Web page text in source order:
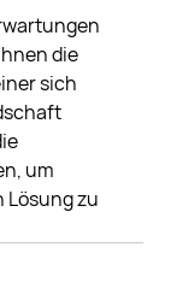
die
sich
um
Lösung zu